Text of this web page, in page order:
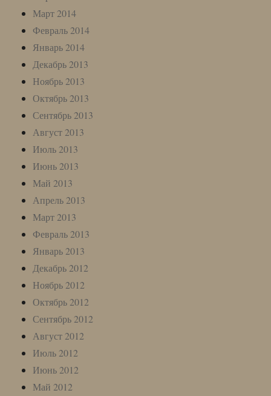
Март 2014
Февраль 2014
Январь 2014
Декабрь 2013
Ноябрь 2013
Октябрь 2013
Сентябрь 2013
Август 2013
Июль 2013
Июнь 2013
Май 2013
Апрель 2013
Март 2013
Февраль 2013
Январь 2013
Декабрь 2012
Ноябрь 2012
Октябрь 2012
Сентябрь 2012
Август 2012
Июль 2012
Июнь 2012
Май 2012